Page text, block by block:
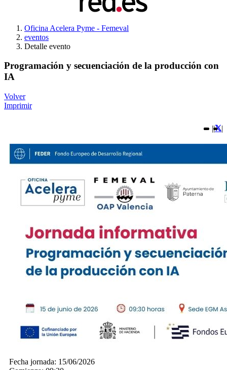
Oficina Acelera Pyme - Femeval
eventos
Detalle evento
Programación y secuenciación de la producción con
IA
Volver
Imprimir
|| |
Fecha jornada: 15/06/2026